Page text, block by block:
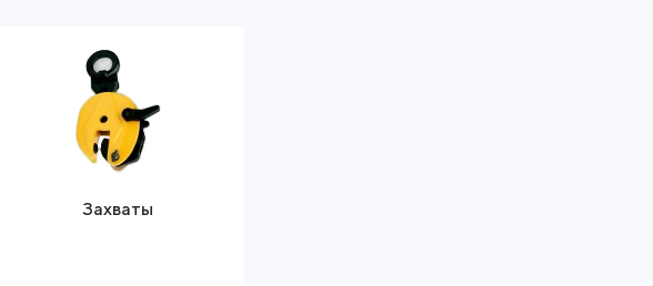
Захваты